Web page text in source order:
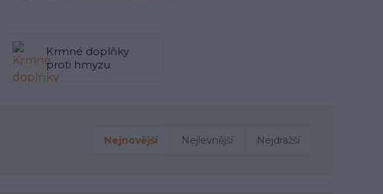
Krmné doplňky
proti hmyzu
Nejnovější Nejlevnější Nejdražší